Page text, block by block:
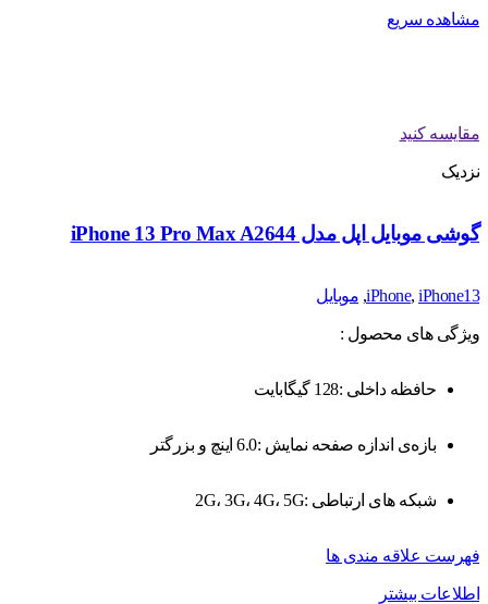
مشاهده سریع
مقایسه کنید
نزدیک
گوشی موبایل اپل مدل iPhone 13 Pro Max A2644
iPhone, iPhone13
, موبایل
ویژگی های محصول :
حافظه داخلی :128 گیگابایت
بازه‌ی اندازه صفحه نمایش :6.0 اینچ و بزرگتر
شبکه های ارتباطی :2G، 3G، 4G، 5G
فهرست علاقه مندی ها
اطلاعات بیشتر